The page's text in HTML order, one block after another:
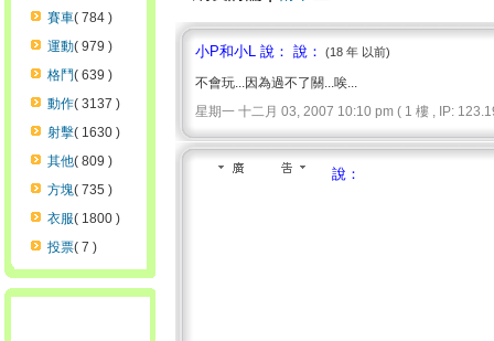
賽車( 784 )
運動( 979 )
格鬥( 639 )
動作( 3137 )
射擊( 1630 )
其他( 809 )
方塊( 735 )
衣服( 1800 )
投票( 7 )
小P和小L 說： 說： (18 年 以前)
不會玩...因為過不了關...唉...
星期一 十二月 03, 2007 10:10 pm ( 1 樓 , IP:
說：